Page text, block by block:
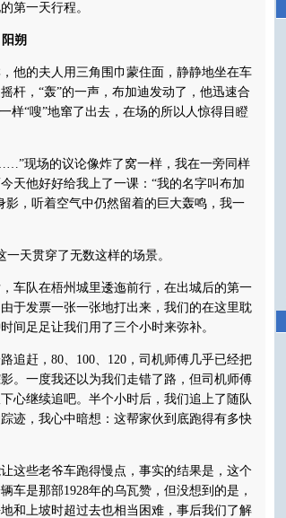
第一天行程。
朔
的夫人用三角围巾蒙住面，静静地坐在车
杆，“轰”的一声，布加迪发动了，他迅速合
样“嗖”地窜了出去，在场的所以人惊得目瞪
现场的议论像炸了窝一样，我在一旁同样
天他好好给我上了一课：“我的名字叫布加
，听着空气中仍然留着的巨大轰鸣，我一
天贯穿了无数这样的场景。
队在梧州城里逶迤前行，在出城后的第一
于发票一张一张地打出来，我们的在这里耽
间足足让我们用了三个小时来弥补。
赶，80、100、120，司机师傅几乎已经把
。一度我还以为我们走错了路，但司机师傅
心继续追吧。半个小时后，我们追上了随队
迹，我心中暗想：这帮家伙到底跑得有多快
些老爷车跑得慢点，事实的结果是，这个
车是那部1928年的乌瓦赞，但没想到的是，
和上坡时超过去也相当困难，事后我们了解